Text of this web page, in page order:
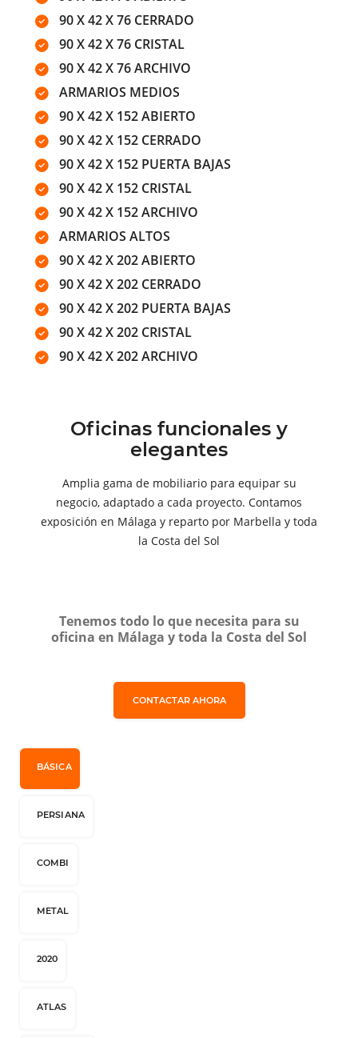
90 X 42 X 76 CERRADO
90 X 42 X 76 CRISTAL
90 X 42 X 76 ARCHIVO
ARMARIOS MEDIOS
90 X 42 X 152 ABIERTO
90 X 42 X 152 CERRADO
90 X 42 X 152 PUERTA BAJAS
90 X 42 X 152 CRISTAL
90 X 42 X 152 ARCHIVO
ARMARIOS ALTOS
90 X 42 X 202 ABIERTO
90 X 42 X 202 CERRADO
90 X 42 X 202 PUERTA BAJAS
90 X 42 X 202 CRISTAL
90 X 42 X 202 ARCHIVO
Oficinas funcionales y
elegantes
Amplia gama de mobiliario para equipar su
negocio, adaptado a cada proyecto. Contamos
exposición en Málaga y reparto por Marbella y toda
la Costa del Sol
Tenemos todo lo que necesita para su
oficina en Málaga y toda la Costa del Sol
CONTACTAR AHORA
BÁSICA
PERSIANA
COMBI
METAL
2020
ATLAS